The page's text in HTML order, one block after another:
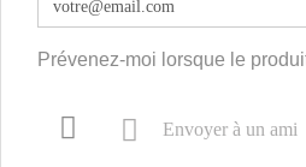
Prévenez-moi lorsque le
Envoyer à un ami